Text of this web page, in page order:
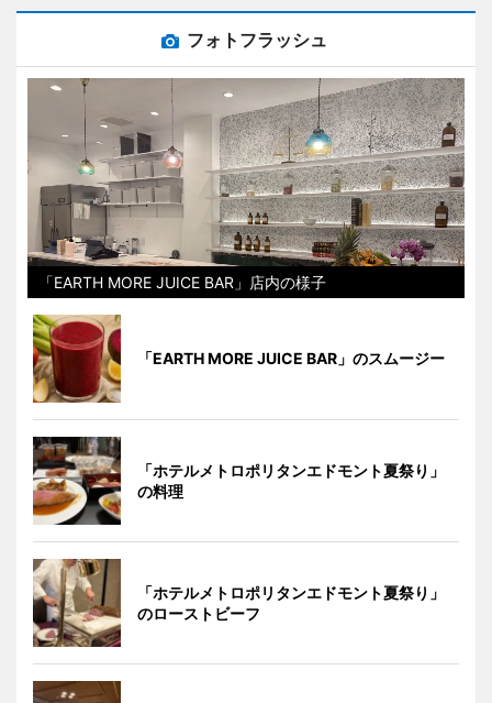
フォトフラッシュ
「EARTH MORE JUICE BAR」店内の様子
「EARTH MORE JUICE BAR」のスムージー
「ホテルメトロポリタンエドモント夏祭り」
の料理
「ホテルメトロポリタンエドモント夏祭り」
のローストビーフ